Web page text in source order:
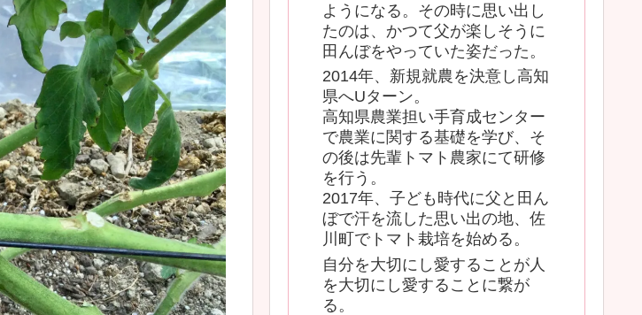
ようになる。その時に思い出し
たのは、かつて父が楽しそうに
田んぼをやっていた姿だった。
2014年、新規就農を決意し高知
県へUターン。
高知県農業担い手育成センター
で農業に関する基礎を学び、そ
の後は先輩トマト農家にて研修
を行う。
2017年、子ども時代に父と田ん
ぼで汗を流した思い出の地、佐
川町でトマト栽培を始める。
自分を大切にし愛することが人
を大切にし愛することに繋が
る。